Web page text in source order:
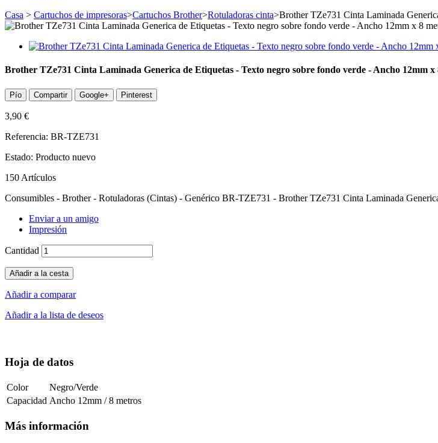
Casa > Cartuchos de impresoras>Cartuchos Brother>Rotuladoras cinta>Brother TZe731 Cinta Laminada
Brother TZe731 Cinta Laminada Generica de Etiquetas - Texto negro sobre fondo verde - Ancho 12mm x
Pío Compartir Google+ Pinterest
3,90 €
Referencia: BR-TZE731
Estado: Producto nuevo
150 Artículos
Consumibles - Brother - Rotuladoras (Cintas) - Genérico BR-TZE731 - Brother TZe731 Cinta Laminada
Enviar a un amigo
Impresión
Cantidad
Añadir a la cesta
Añadir a comparar
Añadir a la lista de deseos
Hoja de datos
Color
Negro/Verde
Capacidad Ancho 12mm / 8 metros
Más información